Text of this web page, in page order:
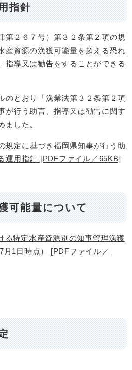
指針
２６７号）第３２条第２項の規
産資源の漁獲可能量を超える恐れ
指導又は勧告をすることができる
とおり「漁業法第３２条第２項
が行う助言、指導又は勧告に関す
ました。
規定に基づき福岡県知事が行う助
運用指針 [PDFファイル／65KB]
可能量について
る特定水産資源別の知事管理漁獲
1日時点） [PDFファイル／